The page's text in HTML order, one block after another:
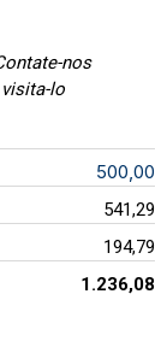
nos
lo
500,00
541,29
194,79
1.236,08